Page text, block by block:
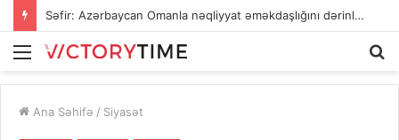
Səfir: Azərbaycan Omanla nəqliyyat əməkdaşlığını dərinləşdirməyə hazırdır
Menu
Ana Səhifə / Siyasət